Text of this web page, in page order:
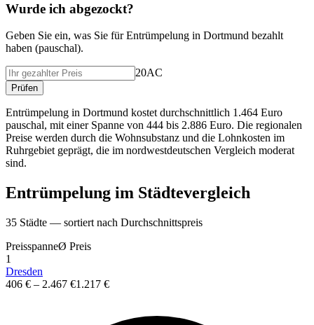
Wurde ich abgezockt?
Geben Sie ein, was Sie fürEntrümpelung in Dortmund bezahlt
haben (pauschal).
20AC
Prüfen
Entrümpelung in Dortmund kostet durchschnittlich 1.464 Euro
pauschal, mit einer Spanne von 444 bis 2.886 Euro. Die regionalen
Preise werden durch die Wohnsubstanz und die Lohnkosten im
Ruhrgebiet geprägt, die im nordwestdeutschen Vergleich moderat
sind.
Entrümpelung im Städtevergleich
35 Städte — sortiert nach Durchschnittspreis
PreisspanneØ Preis
1
Dresden
406 € – 2.467 €1.217 €